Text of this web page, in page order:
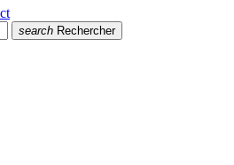
search Rechercher